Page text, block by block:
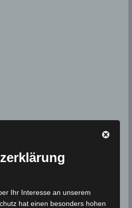
Ihr Interesse an unserem
hat einen besonders hohen